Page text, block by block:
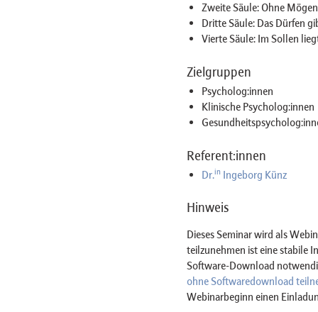
Zweite Säule: Ohne
Dritte Säule: Das Dürfen
Vierte Säule: Im Sollen
Zielgruppen
Psycholog:innen
Klinische Psycholog:innen
Referent:innen
Dr.in Ingeborg Künz
Hinweis
Dieses Seminar wird als
teilzunehmen ist eine stabile
Software-Download
ohne Softwaredownload
Webinarbeginn einen